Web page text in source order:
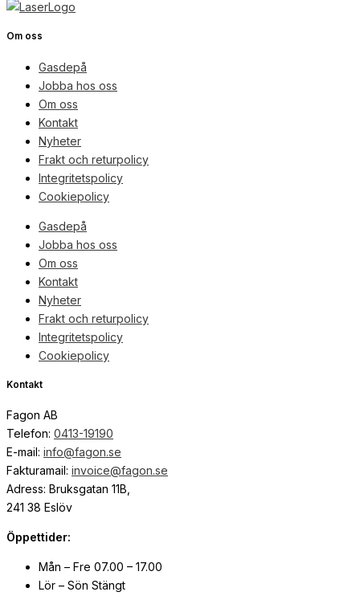
Om oss
Gasdepå
Jobba hos oss
Om oss
Kontakt
Nyheter
Frakt och returpolicy
Integritetspolicy
Cookiepolicy
Gasdepå
Jobba hos oss
Om oss
Kontakt
Nyheter
Frakt och returpolicy
Integritetspolicy
Cookiepolicy
Kontakt
Fagon AB
Telefon: 0413-19190
E-mail: info@fagon.se
Fakturamail: invoice@fagon.se
Adress: Bruksgatan 11B,
241 38 Eslöv
Öppettider:
Mån – Fre 07.00 – 17.00
Lör – Sön Stängt